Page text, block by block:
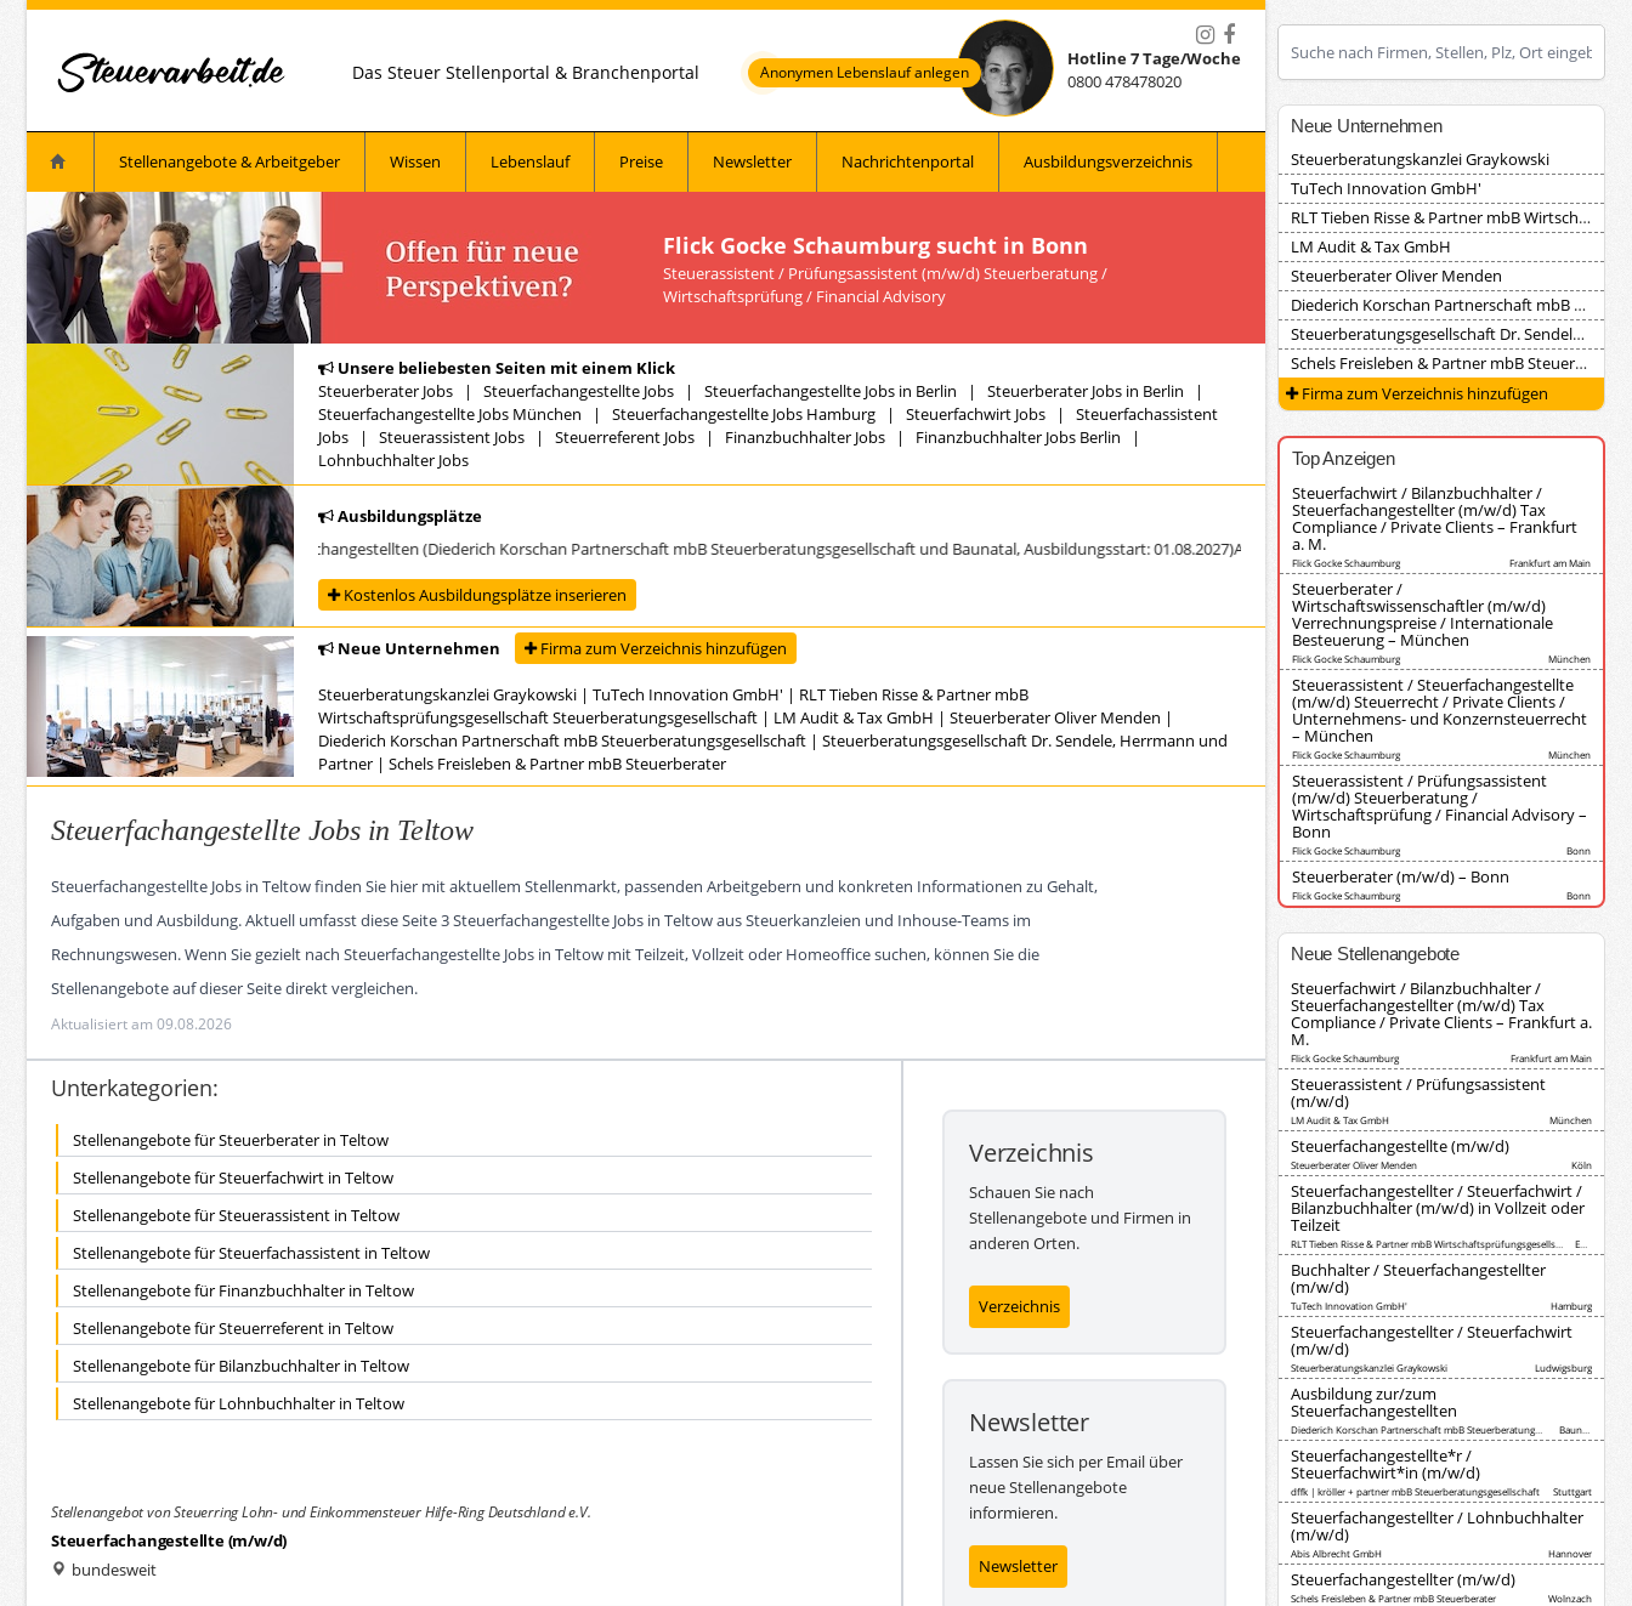
Das Steuer Stellenportal & Branchenportal Anonymen Lebenslauf anlegen
Hotline 7 Tage/Woche
0800 478478020
Stellenangebote & Arbeitgeber Wissen Lebenslauf Preise Newsletter Nachrichtenportal Ausbildungsverzeichnis
Flick Gocke Schaumburg sucht in Bonn
Steuerassistent / Prüfungsassistent (m/w/d) Steuerberatung /
Wirtschaftsprüfung / Financial Advisory
Unsere beliebesten Seiten mit einem Klick
Steuerberater Jobs | Steuerfachangestellte Jobs | Steuerfachangestellte Jobs in Berlin | Steuerberater Jobs in Berlin |
Steuerfachangestellte Jobs München | Steuerfachangestellte Jobs Hamburg | Steuerfachwirt Jobs | Steuerfachassistent
Jobs | Steuerassistent Jobs | Steuerreferent Jobs | Finanzbuchhalter Jobs | Finanzbuchhalter Jobs Berlin |
Lohnbuchhalter Jobs
Ausbildungsplätze
Ausbildung zur/zum Steuerfachangestellten (Diederich Korschan Partnerschaft mbB Steuerberatungsgesellschaft und Baunatal, Ausbildungsstart: 01.08.2027)Ausbildung zur/zum Steuerfachangestellten (Diederich
Kostenlos Ausbildungsplätze inserieren
Neue Unternehmen Firma zum Verzeichnis hinzufügen
Steuerberatungskanzlei Graykowski | TuTech Innovation GmbH' | RLT Tieben Risse & Partner mbB
Wirtschaftsprüfungsgesellschaft Steuerberatungsgesellschaft | LM Audit & Tax GmbH | Steuerberater Oliver Menden |
Diederich Korschan Partnerschaft mbB Steuerberatungsgesellschaft | Steuerberatungsgesellschaft Dr. Sendele, Herrmann und
Partner | Schels Freisleben & Partner mbB Steuerberater
Steuerfachangestellte Jobs in Teltow
Steuerfachangestellte Jobs in Teltow finden Sie hier mit aktuellem Stellenmarkt, passenden Arbeitgebern und konkreten Informationen zu Gehalt,
Aufgaben und Ausbildung. Aktuell umfasst diese Seite 3 Steuerfachangestellte Jobs in Teltow aus Steuerkanzleien und Inhouse-Teams im
Rechnungswesen. Wenn Sie gezielt nach Steuerfachangestellte Jobs in Teltow mit Teilzeit, Vollzeit oder Homeoffice suchen, können Sie die
Stellenangebote auf dieser Seite direkt vergleichen.
Aktualisiert am 09.08.2026
Unterkategorien:
Stellenangebote für Steuerberater in Teltow
Stellenangebote für Steuerfachwirt in Teltow
Stellenangebote für Steuerassistent in Teltow
Stellenangebote für Steuerfachassistent in Teltow
Stellenangebote für Finanzbuchhalter in Teltow
Stellenangebote für Steuerreferent in Teltow
Stellenangebote für Bilanzbuchhalter in Teltow
Stellenangebote für Lohnbuchhalter in Teltow
Stellenangebot von Steuerring Lohn- und Einkommensteuer Hilfe-Ring Deutschland e.V.
Steuerfachangestellte (m/w/d)
bundesweit
Verzeichnis
Schauen Sie nach
Stellenangebote und Firmen in
anderen Orten.
Verzeichnis
Newsletter
Lassen Sie sich per Email über
neue Stellenangebote
informieren.
Newsletter
Neue Unternehmen
Steuerberatungskanzlei Graykowski
TuTech Innovation GmbH'
RLT Tieben Risse & Partner mbB Wirtschaftsprüfungsgesellschaft Steuerberatungsgesellschaft
LM Audit & Tax GmbH
Steuerberater Oliver Menden
Diederich Korschan Partnerschaft mbB Steuerberatungsgesellschaft
Steuerberatungsgesellschaft Dr. Sendele, Herrmann und Partner
Schels Freisleben & Partner mbB Steuerberater
Firma zum Verzeichnis hinzufügen
Top Anzeigen
Steuerfachwirt / Bilanzbuchhalter /
Steuerfachangestellter (m/w/d) Tax
Compliance / Private Clients – Frankfurt
a. M.
Flick Gocke Schaumburg Frankfurt am Main
Steuerberater /
Wirtschaftswissenschaftler (m/w/d)
Verrechnungspreise / Internationale
Besteuerung – München
Flick Gocke Schaumburg München
Steuerassistent / Steuerfachangestellte
(m/w/d) Steuerrecht / Private Clients /
Unternehmens- und Konzernsteuerrecht
– München
Flick Gocke Schaumburg München
Steuerassistent / Prüfungsassistent
(m/w/d) Steuerberatung /
Wirtschaftsprüfung / Financial Advisory –
Bonn
Flick Gocke Schaumburg Bonn
Steuerberater (m/w/d) – Bonn
Flick Gocke Schaumburg Bonn
Neue Stellenangebote
Steuerfachwirt / Bilanzbuchhalter /
Steuerfachangestellter (m/w/d) Tax
Compliance / Private Clients – Frankfurt a.
M.
Flick Gocke Schaumburg Frankfurt am Main
Steuerassistent / Prüfungsassistent
(m/w/d)
LM Audit & Tax GmbH München
Steuerfachangestellte (m/w/d)
Steuerberater Oliver Menden Köln
Steuerfachangestellter / Steuerfachwirt /
Bilanzbuchhalter (m/w/d) in Vollzeit oder
Teilzeit
Buchhalter / Steuerfachangestellter
(m/w/d)
TuTech Innovation GmbH' Hamburg
Steuerfachangestellter / Steuerfachwirt
(m/w/d)
Steuerberatungskanzlei Graykowski Ludwigsburg
Ausbildung zur/zum
Steuerfachangestellten
Baunatal
Steuerfachangestellte*r /
Steuerfachwirt*in (m/w/d)
dffk | kröller + partner mbB Steuerberatungsgesellschaft Stuttgart
Steuerfachangestellter / Lohnbuchhalter
(m/w/d)
Abis Albrecht GmbH Hannover
Steuerfachangestellter (m/w/d)
Schels Freisleben & Partner mbB Steuerberater Wolnzach